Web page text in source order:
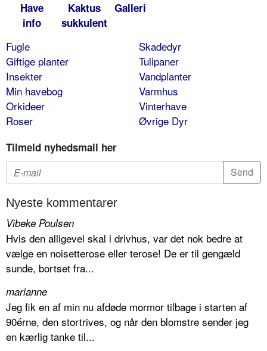
Have
info
Kaktus
sukkulent
Galleri
Fugle
Giftige planter
Insekter
Min havebog
Orkideer
Roser
Skadedyr
Tulipaner
Vandplanter
Varmhus
Vinterhave
Øvrige Dyr
Tilmeld nyhedsmail her
Nyeste kommentarer
Vibeke Poulsen
Hvis den alligevel skal i drivhus, var det nok bedre at
vælge en noisetterose eller terose! De er til gengæld
sunde, bortset fra...
marianne
Jeg fik en af min nu afdøde mormor tilbage i starten af
90érne, den stortrives, og når den blomstre sender jeg
en kærlig tanke til...